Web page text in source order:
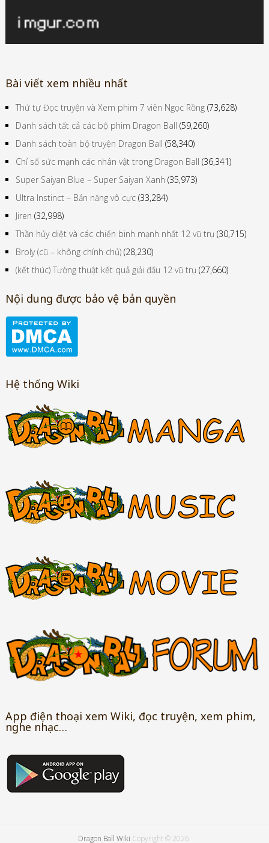
Bài viết xem nhiều nhất
Thứ tự Đọc truyện và Xem phim 7 viên Ngọc Rồng (73,628)
Danh sách tất cả các bộ phim Dragon Ball (59,260)
Danh sách toàn bộ truyện Dragon Ball (58,340)
Chỉ số sức mạnh các nhân vật trong Dragon Ball (36,341)
Super Saiyan Blue – Super Saiyan Xanh (35,973)
Ultra Instinct – Bản năng vô cực (33,284)
Jiren (32,998)
Thần hủy diệt và các chiến binh mạnh nhất 12 vũ trụ (30,715)
Broly (cũ – không chính chủ) (28,230)
(kết thúc) Tường thuật kết quả giải đấu 12 vũ trụ (27,660)
Nội dung được bảo vệ bản quyền
Hệ thống Wiki
App điện thoại xem Wiki, đọc truyện, xem phim,
nghe nhạc…
Dragon Ball Wiki Copyright © 2026.